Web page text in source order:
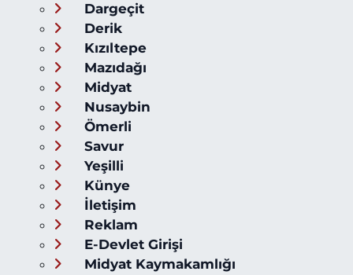
Dargeçit
Derik
Kızıltepe
Mazıdağı
Midyat
Nusaybin
Ömerli
Savur
Yeşilli
Künye
İletişim
Reklam
E-Devlet Girişi
Midyat Kaymakamlığı